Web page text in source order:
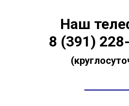
Наш
8 (391)